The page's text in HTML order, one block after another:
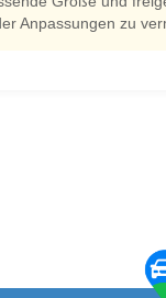
Anpassungen zu